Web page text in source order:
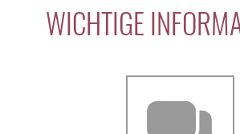
WICHTIGE